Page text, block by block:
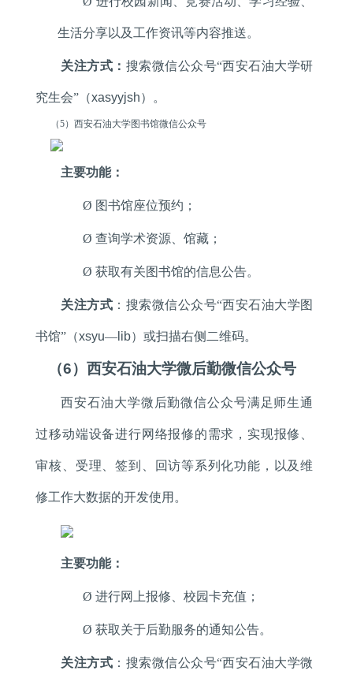
生活分享以及工作资讯等内容推送。
关注方式： 搜索微信公众号“西安石油大学研
究生会”（xasyyjsh）。
（5）西安石油大学图书馆微信公众号
主要功能：
Ø 图书馆座位预约；
Ø 查询学术资源、馆藏；
Ø 获取有关图书馆的信息公告。
关注方式 ：搜索微信公众号“西安石油大学图
书馆”（xsyu— lib）或扫描右侧二维码。
（6）西安石油大学微后勤微信公众号
西安石油大学微后勤微信公众号满足师生通
过移动端设备进行网络报修的需求，实现报修、
审核、受理、签到、回访等系列化功能，以及维
修工作大数据的开发使用。
主要功能：
Ø 进行网上报修、校园卡充值；
Ø 获取关于后勤服务的通知公告。
关注方式 ：搜索微信公众号“西安石油大学微